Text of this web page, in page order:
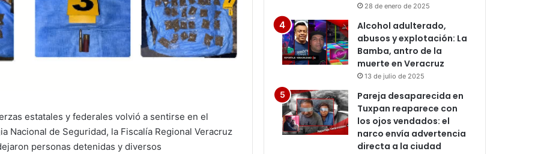
estatales y federales volvió a sentirse en el
Nacional de Seguridad, la Fiscalía Regional Veracruz
personas detenidas y diversos
28 de enero de 2025
Alcohol adulterado,
abusos y explotación: La
Bamba, antro de la
muerte en Veracruz
13 de julio de 2025
Pareja desaparecida en
Tuxpan reaparece con
los ojos vendados: el
narco envía advertencia
directa a la ciudad